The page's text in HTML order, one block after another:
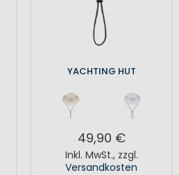
YACHTING HUT
49,90 €
Inkl. MwSt., zzgl.
Versandkosten